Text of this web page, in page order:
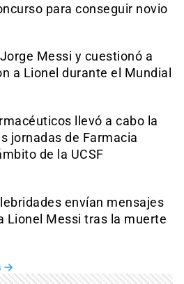
para conseguir novio
Messi y cuestionó a
a Lionel durante el Mundial
llevó a cabo la
jornadas de Farmacia
de la UCSF
envían mensajes
Lionel Messi tras la muerte